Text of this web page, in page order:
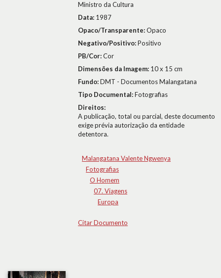
Ministro da Cultura
Data: 1987
Opaco/Transparente:Opaco
Negativo/Positivo:Positivo
PB/Cor:Cor
Dimensões da Imagem: 10 x 15 cm
Fundo:DMT - Documentos Malangatana
Tipo Documental:Fotografias
Direitos:
A publicação, total ou parcial, deste documento
exige prévia autorização da entidade
detentora.
Malangatana Valente Ngwenya
Fotografias
O Homem
07. Viagens
Europa
Citar Documento